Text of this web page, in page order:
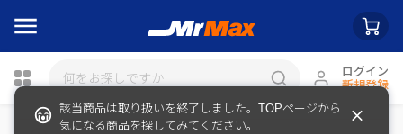
ログイン
新規登録
該当商品は取り扱いを終了しました。TOPページから
気になる商品を探してみてください。